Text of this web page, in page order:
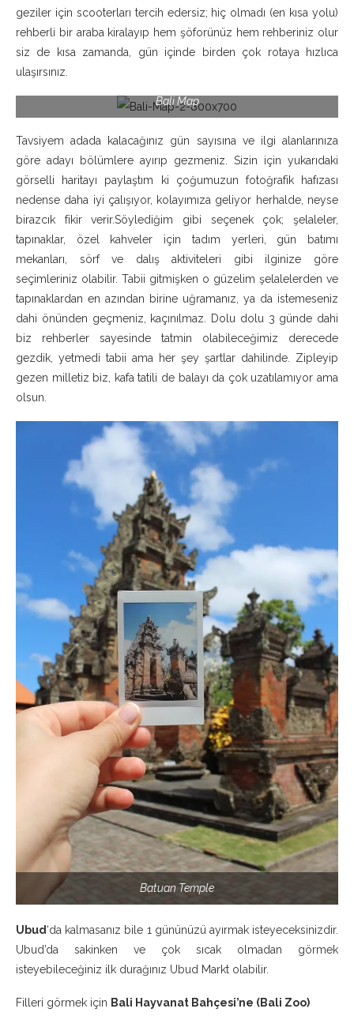
geziler için scooterları tercih edersiz; hiç olmadı (en kısa yolu)
rehberli bir araba kiralayıp hem şöforünüz hem rehberiniz olur
siz de kısa zamanda, gün içinde birden çok rotaya hızlıca
ulaşırsınız.
Bali Map
Tavsiyem adada kalacağınız gün sayısına ve ilgi alanlarınıza
göre adayı bölümlere ayırıp gezmeniz. Sizin için yukarıdaki
görselli haritayı paylaştım ki çoğumuzun fotoğrafik hafızası
nedense daha iyi çalışıyor, kolayımıza geliyor herhalde, neyse
birazcık fikir verir.Söylediğim gibi seçenek çok; şelaleler,
tapınaklar, özel kahveler için tadım yerleri, gün batımı
mekanları, sörf ve dalış aktiviteleri gibi ilginize göre
seçimleriniz olabilir. Tabii gitmişken o güzelim şelalelerden ve
tapınaklardan en azından birine uğramanız, ya da istemeseniz
dahi önünden geçmeniz, kaçınılmaz. Dolu dolu 3 günde dahi
biz rehberler sayesinde tatmin olabileceğimiz derecede
gezdik, yetmedi tabii ama her şey şartlar dahilinde. Zipleyip
gezen milletiz biz, kafa tatili de balayı da çok uzatılamıyor ama
olsun.
Batuan Temple
Ubud‘da kalmasanız bile 1 gününüzü ayırmak isteyeceksinizdir.
Ubud’da sakinken ve çok sıcak olmadan görmek
isteyebileceğiniz ilk durağınız Ubud Markt olabilir.
Filleri görmek için Bali Hayvanat Bahçesi’ne (Bali Zoo)